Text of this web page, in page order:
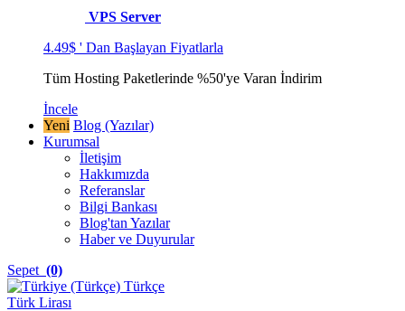
VPS Server
4.49$ ' Dan Başlayan Fiyatlarla
Tüm Hosting Paketlerinde %50'ye Varan İndirim
İncele
Yeni Blog (Yazılar)
Kurumsal
İletişim
Hakkımızda
Referanslar
Bilgi Bankası
Blog'tan Yazılar
Haber ve Duyurular
Sepet (0)
Türkçe
Türk Lirası